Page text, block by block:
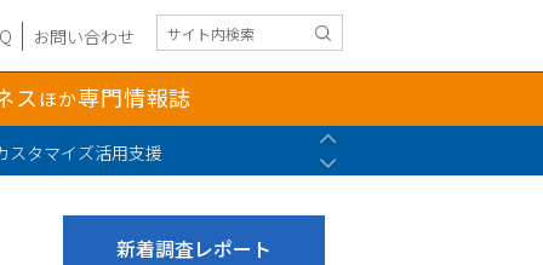
お問い合わせ
スほか専門情報誌
スタマイズ活用支援
Previous
Next
新着調査レポート